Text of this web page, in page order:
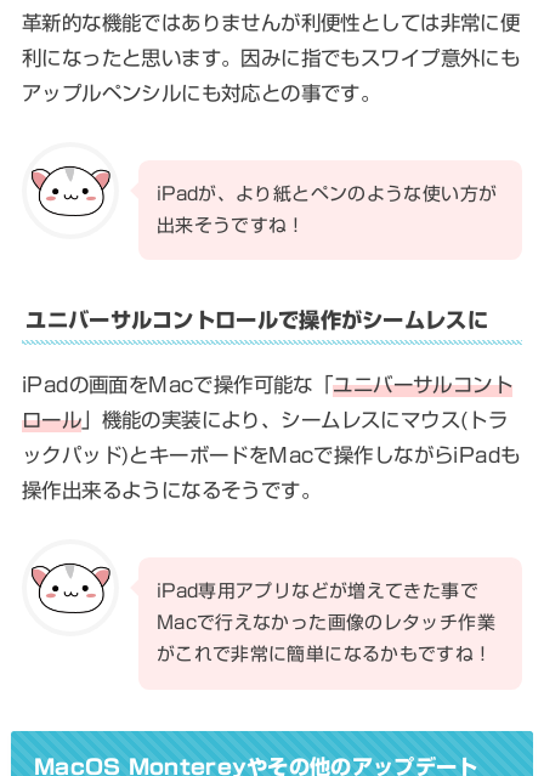
革新的な機能ではありませんが利便性としては非常に便
利になったと思います。因みに指でもスワイプ意外にも
アップルペンシルにも対応との事です。
iPadが、より紙とペンのような使い方が
出来そうですね！
ユニバーサルコントロールで操作がシームレスに
iPadの画面をMacで操作可能な「ユニバーサルコント
ロール 」機能の実装により、シームレスにマウス(トラ
ックパッド)とキーボードをMacで操作しながらiPadも
操作出来るようになるそうです。
iPad専用アプリなどが増えてきた事で
Macで行えなかった画像のレタッチ作業
がこれで非常に簡単になるかもですね！
MacOS Montereyやその他のアップデート